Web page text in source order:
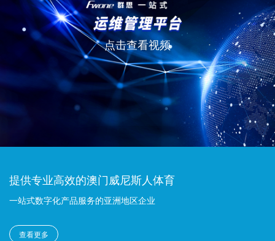
点击查看视频
提供专业高效的澳门威尼斯人体育
一站式数字化产品服务的亚洲地区企业
查看更多